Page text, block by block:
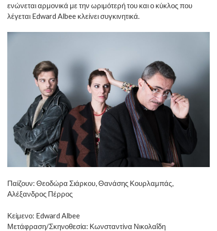
ενώνεται αρμονικά με την ωριμότερή του και ο κύκλος που
λέγεται Edward Albee κλείνει συγκινητικά.
Παίζουν: Θεοδώρα Σιάρκου, Θανάσης Κουρλαμπάς,
Αλέξανδρος Πέρρος
Κείμενο: Edward Albee
Μετάφραση/Σκηνοθεσία: Κωνσταντίνα Νικολαΐδη